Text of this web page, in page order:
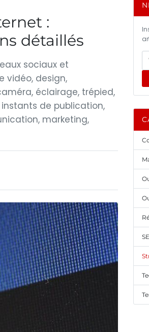
:
détaillés
sociaux et
vidéo, design,
éclairage, trépied,
de publication,
marketing,